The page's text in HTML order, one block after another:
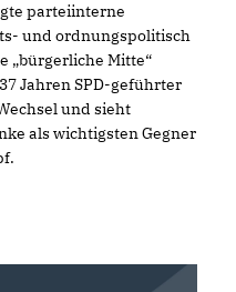
parteiinterne
und ordnungspolitisch
„bürgerliche Mitte“
Jahren SPD-geführter
und sieht
als wichtigsten Gegner